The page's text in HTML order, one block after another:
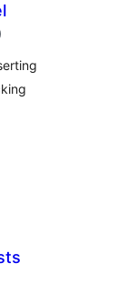
ukupna
)